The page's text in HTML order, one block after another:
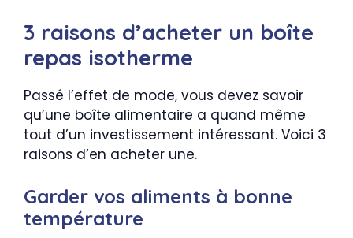
3 raisons d’acheter un boîte
repas isotherme
Passé l’effet de mode, vous devez savoir
qu’une boîte alimentaire a quand même
tout d’un investissement intéressant. Voici 3
raisons d’en acheter une.
Garder vos aliments à bonne
température